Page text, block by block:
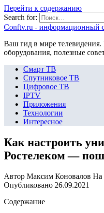
Перейти к содержанию
Search for:
Сonftv.ru - информационный
Ваш гид в мире
оборудования, полезные
Смарт ТВ
Спутниковое ТВ
Цифровое ТВ
IPTV
Приложения
Технологии
Интересное
Как настроить
Ростелеком —
Автор Максим Коновалов На
Опубликовано 26.09.2021
Содержание